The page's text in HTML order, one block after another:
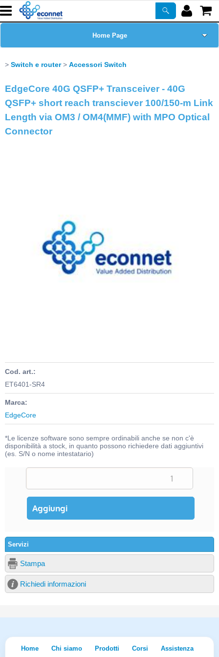
Home Page
Prodotti
Corsi
Switch e router Accessori Switch
EdgeCore 40G QSFP+ Transceiver - 40G
QSFP+ short reach transciever 100/150-m Link
Length via OM3 / OM4(MMF) with MPO Optical
Connector
Cod. art.:
ET6401-SR4
Marca:
EdgeCore
*Le licenze software sono sempre ordinabili anche se non c'è
disponibilità a stock, in quanto possono richiedere dati aggiuntivi
(es. S/N o nome intestatario)
Servizi
Stampa
Richiedi informazioni
Home Chi siamo Prodotti Corsi Assistenza